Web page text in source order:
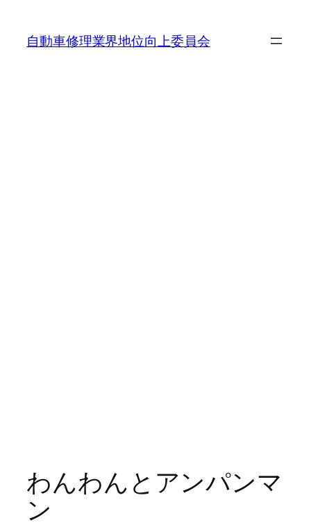
自動車修理業界地位向上委員会
わんわんとアンパンマ
ン